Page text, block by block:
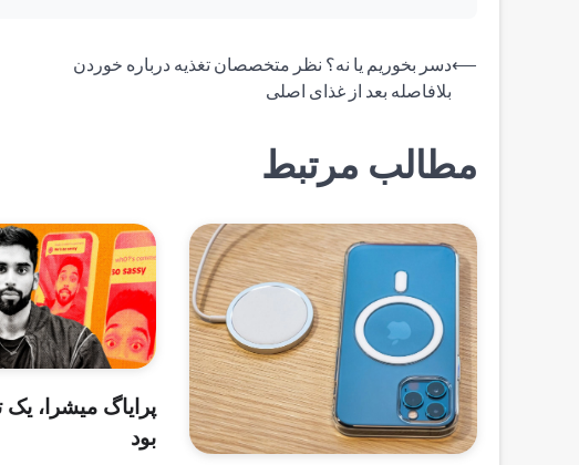
راهبری
نوشته
⟵دسر بخوریم یا نه؟ نظر متخصصان تغذیه درباره خوردن
بلافاصله بعد از غذای اصلی
مطالب مرتبط
پرایاگ میشرا،
بود